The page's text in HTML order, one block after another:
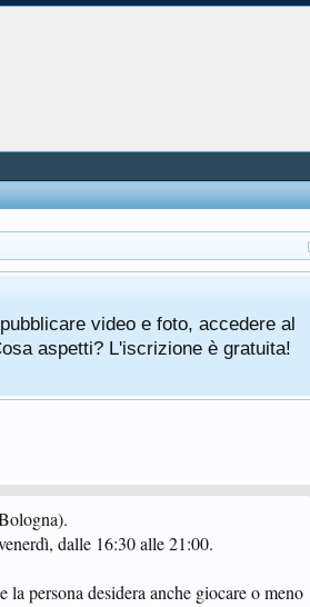
video e foto, accedere al
aspetti? L'iscrizione è gratuita!
dalle 16:30 alle 21:00.
persona desidera anche giocare o meno